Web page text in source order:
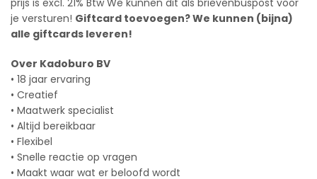
prijs is excl. 21% Btw We kunnen dit als brievenbuspost voor
je versturen! Giftcard toevoegen? We kunnen (bijna)
alle giftcards leveren!
Over Kadoburo BV
• 18 jaar ervaring
• Creatief
• Maatwerk specialist
• Altijd bereikbaar
• Flexibel
• Snelle reactie op vragen
• Maakt waar wat er beloofd wordt